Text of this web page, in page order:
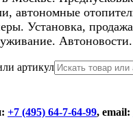
автономные
Установка,
Автоновости.
артикул
+7 (495) 64-7-64-99, email: